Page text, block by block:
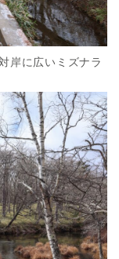
岸に広いミズナラ